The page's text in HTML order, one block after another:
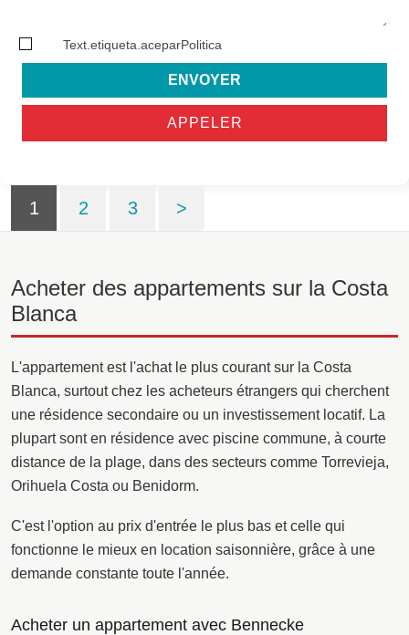
Text.etiqueta.aceparPolitica
ENVOYER
APPELER
1 2 3 >
Acheter des appartements sur la Costa
Blanca
L'appartement est l'achat le plus courant sur la Costa
Blanca, surtout chez les acheteurs étrangers qui cherchent
une résidence secondaire ou un investissement locatif. La
plupart sont en résidence avec piscine commune, à courte
distance de la plage, dans des secteurs comme Torrevieja,
Orihuela Costa ou Benidorm.
C'est l'option au prix d'entrée le plus bas et celle qui
fonctionne le mieux en location saisonnière, grâce à une
demande constante toute l'année.
Acheter un appartement avec Bennecke